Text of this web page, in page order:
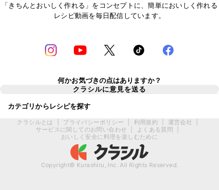
「きちんとおいしく作れる」をコンセプトに、簡単においしく作れる
レシピ動画を毎日配信しています。
何かお気づきの点はありますか？
クラシルに意見を送る
カテゴリからレシピを探す
クラシルとは プライバシーポリシー 利用規約 運営会社
サービスに関してのお問い合わせ
よくある質問
おいしく安全に料理を楽しむために
Copyright© Kurashiru, Inc. All Rights Reserved.